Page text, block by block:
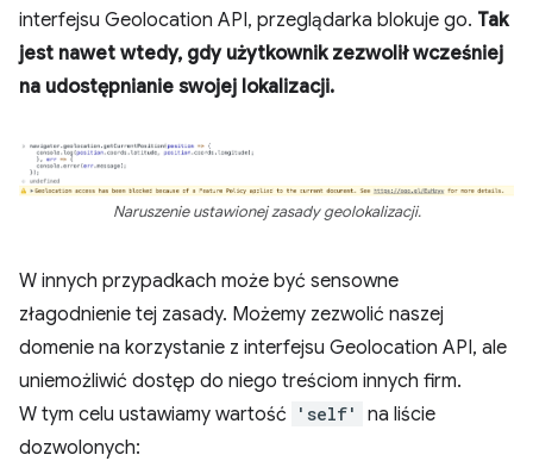
interfejsu Geolocation API, przeglądarka blokuje go. Tak
jest nawet wtedy, gdy użytkownik zezwolił wcześniej
na udostępnianie swojej lokalizacji.
Naruszenie ustawionej zasady geolokalizacji.
W innych przypadkach może być sensowne
złagodnienie tej zasady. Możemy zezwolić naszej
domenie na korzystanie z interfejsu Geolocation API, ale
uniemożliwić dostęp do niego treściom innych firm.
W tym celu ustawiamy wartość
'self'
na liście
dozwolonych: